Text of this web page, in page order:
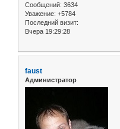
Сообщений: 3634
Уважение: +5784
Последний визит:
Вчера 19:29:28
faust
Администратор